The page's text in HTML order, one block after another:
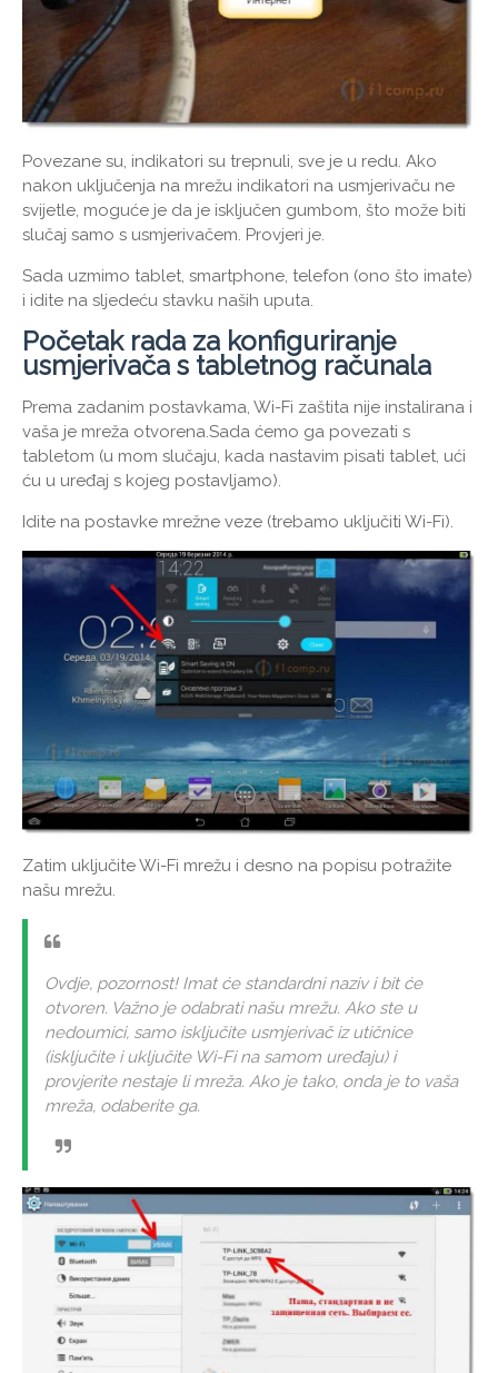
Povezane su, indikatori su trepnuli, sve je u redu. Ako
nakon uključenja na mrežu indikatori na usmjerivaču ne
svijetle, moguće je da je isključen gumbom, što može biti
slučaj samo s usmjerivačem. Provjeri je.
Sada uzmimo tablet, smartphone, telefon (ono što imate)
i idite na sljedeću stavku naših uputa.
Početak rada za konfiguriranje
usmjerivača s tabletnog računala
Prema zadanim postavkama, Wi-Fi zaštita nije instalirana i
vaša je mreža otvorena.Sada ćemo ga povezati s
tabletom (u mom slučaju, kada nastavim pisati tablet, ući
ću u uređaj s kojeg postavljamo).
Idite na postavke mrežne veze (trebamo uključiti Wi-Fi).
Zatim uključite Wi-Fi mrežu i desno na popisu potražite
našu mrežu.
Ovdje, pozornost! Imat će standardni naziv i bit će
otvoren. Važno je odabrati našu mrežu. Ako ste u
nedoumici, samo isključite usmjerivač iz utičnice
(isključite i uključite Wi-Fi na samom uređaju) i
provjerite nestaje li mreža. Ako je tako, onda je to vaša
mreža, odaberite ga.